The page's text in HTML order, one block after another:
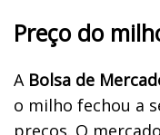
Preço do
A Bolsa de
o milho fechou a
preços. O